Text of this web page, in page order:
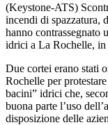
(Keystone-ATS)
incendi di spazzatura,
hanno contrassegnato
idrici a La Rochelle, in
Due cortei erano stati
Rochelle per
bacini” idrici che,
buona parte l’uso
disposizione delle